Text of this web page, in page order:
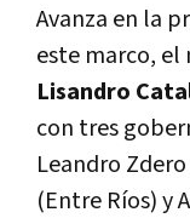
Avanza en la
este marco,
Lisandro
con tres
Leandro
(Entre Ríos) y